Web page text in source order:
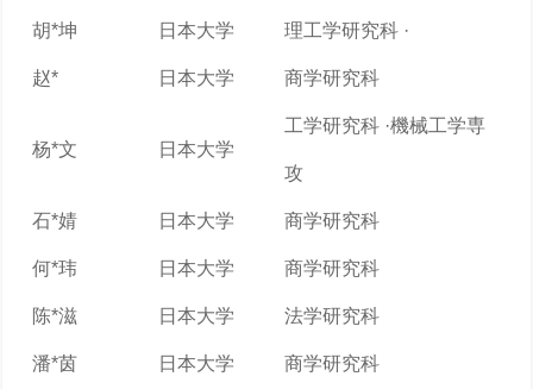
胡*坤 日本大学 理工学研究科 ·
赵* 日本大学 商学研究科
杨*文 日本大学
工学研究科 ·機械工学専
攻
石*婧 日本大学 商学研究科
何*玮 日本大学 商学研究科
陈*滋 日本大学 法学研究科
潘*茵 日本大学 商学研究科